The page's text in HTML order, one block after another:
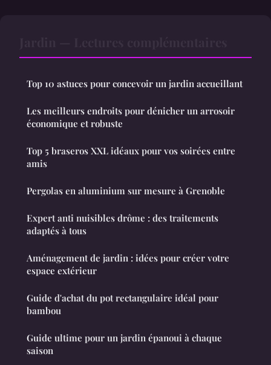
Top 10 astuces pour concevoir un jardin accueillant
Les meilleurs endroits pour dénicher un arrosoir
économique et robuste
Top 5 braseros XXL idéaux pour vos soirées entre
amis
Pergolas en aluminium sur mesure à Grenoble
Expert anti nuisibles drôme : des traitements
adaptés à tous
Aménagement de jardin : idées pour créer votre
espace extérieur
Guide d'achat du pot rectangulaire idéal pour
bambou
Guide ultime pour un jardin épanoui à chaque
saison